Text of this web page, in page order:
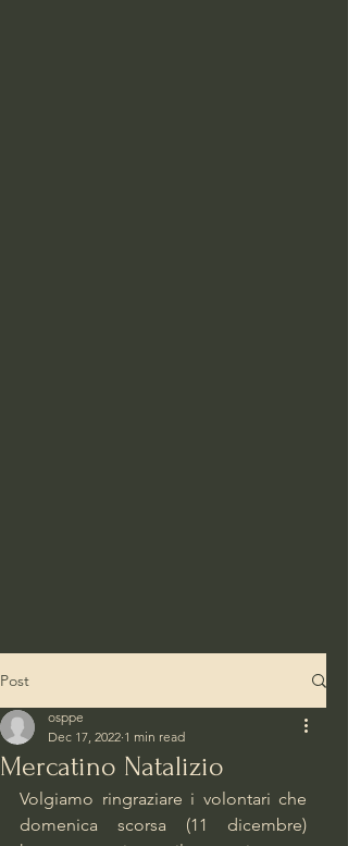
Post
Mercatino Natalizio
osppe
Dec 17, 2022 1 min read
Volgiamo ringraziare i volontari che
domenica scorsa (11 dicembre)